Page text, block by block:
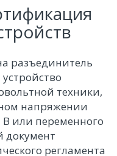
разъединитель
техники,
напряжении
В или переменного
документ
регламента